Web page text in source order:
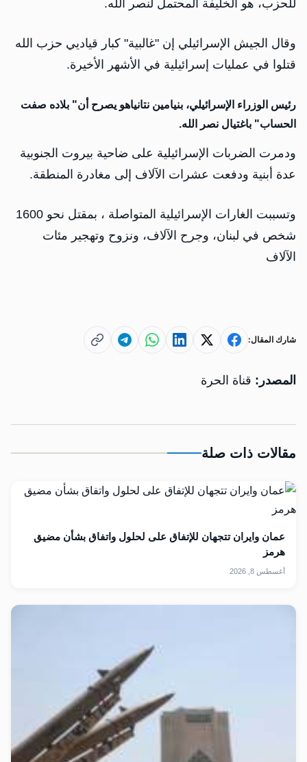
للحزب، هو الخليفة المحتمل لنصر الله.
وقال الجيش الإسرائيلي إن "غالبية" كبار قياديي حزب الله
قتلوا في عمليات إسرائيلية في الأشهر الأخيرة.
رئيس الوزراء الإسرائيلي، بنيامين نتانياهو يصرح أن" بلاده صفت
الحساب" باغتيال نصر الله.
ودمرت الضربات الإسرائيلية على ضاحية بيروت الجنوبية
عدة أبنية ودفعت عشرات الآلاف إلى مغادرة المنطقة.
وتسببت الغارات الإسرائيلية المتواصلة ، بمقتل نحو 1600
شخص في لبنان، وجرح الآلاف، ونزوح وتهجير مئات
الآلاف
شارك المقال:
المصدر: قناة الحرة
مقالات ذات صلة
عمان وايران تتجهان للإتفاق على لحلول واتفاق بشأن مضيق
هرمز
أغسطس 8, 2026